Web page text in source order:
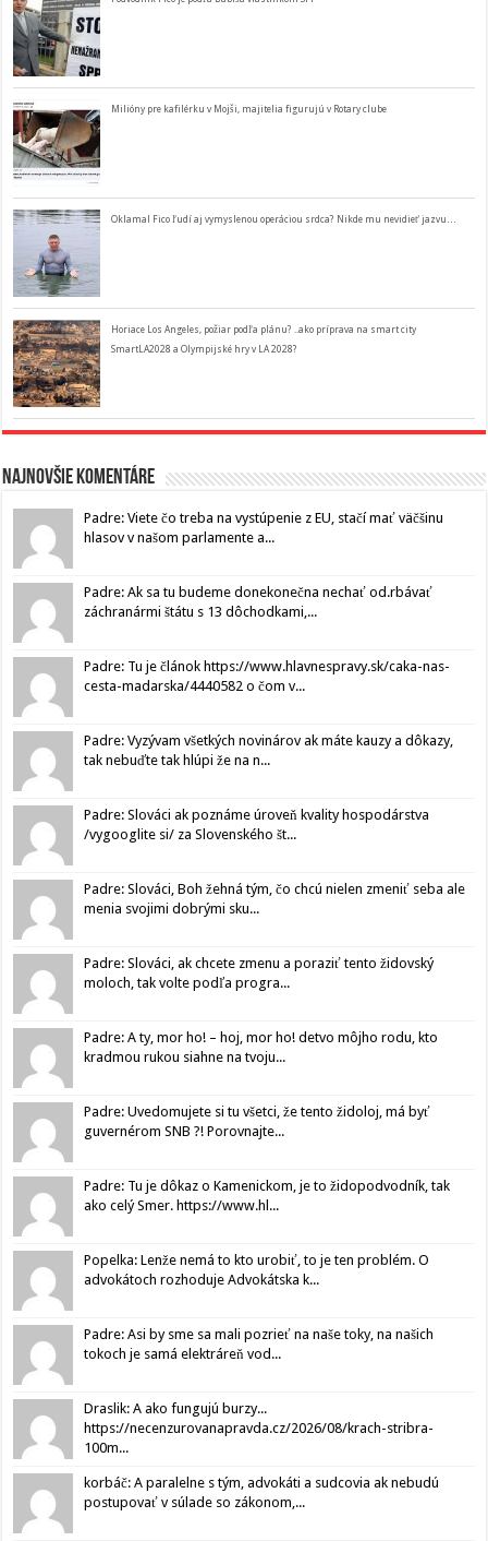
Milióny pre kafilérku v Mojši, majitelia figurujú v Rotary clube
Oklamal Fico ľudí aj vymyslenou operáciou srdca? Nikde mu nevidieť jazvu…
Horiace Los Angeles, požiar podľa plánu? ..ako príprava na smart city
SmartLA2028 a Olympijské hry v LA 2028?
Najnovšie komentáre
Padre: Viete čo treba na vystúpenie z EU, stačí mať väčšinu
hlasov v našom parlamente a...
Padre: Ak sa tu budeme donekonečna nechať od.rbávať
záchranármi štátu s 13 dôchodkami,...
Padre: Tu je článok https://www.hlavnespravy.sk/caka-nas-
cesta-madarska/4440582 o čom v...
Padre: Vyzývam všetkých novinárov ak máte kauzy a dôkazy,
tak nebuďte tak hlúpi že na n...
Padre: Slováci ak poznáme úroveň kvality hospodárstva
/vygooglite si/ za Slovenského št...
Padre: Slováci, Boh žehná tým, čo chcú nielen zmeniť seba ale
menia svojimi dobrými sku...
Padre: Slováci, ak chcete zmenu a poraziť tento židovský
moloch, tak volte podľa progra...
Padre: A ty, mor ho! – hoj, mor ho! detvo môjho rodu, kto
kradmou rukou siahne na tvoju...
Padre: Uvedomujete si tu všetci, že tento židoloj, má byť
guvernérom SNB ?! Porovnajte...
Padre: Tu je dôkaz o Kamenickom, je to židopodvodník, tak
ako celý Smer. https://www.hl...
Popelka: Lenže nemá to kto urobiť, to je ten problém. O
advokátoch rozhoduje Advokátska k...
Padre: Asi by sme sa mali pozrieť na naše toky, na našich
tokoch je samá elektráreň vod...
Draslik: A ako fungujú burzy...
https://necenzurovanapravda.cz/2026/08/krach-stribra-
100m...
korbáč: A paralelne s tým, advokáti a sudcovia ak nebudú
postupovať v súlade so zákonom,...